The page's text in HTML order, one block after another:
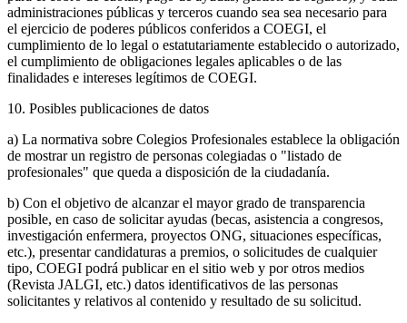
administraciones públicas y terceros cuando sea sea necesario para
el ejercicio de poderes públicos conferidos a COEGI, el
cumplimiento de lo legal o estatutariamente establecido o autorizado,
el cumplimiento de obligaciones legales aplicables o de las
finalidades e intereses legítimos de COEGI.
10. Posibles publicaciones de datos
a) La normativa sobre Colegios Profesionales establece la obligación
de mostrar un registro de personas colegiadas o "listado de
profesionales" que queda a disposición de la ciudadanía.
b) Con el objetivo de alcanzar el mayor grado de transparencia
posible, en caso de solicitar ayudas (becas, asistencia a congresos,
investigación enfermera, proyectos ONG, situaciones específicas,
etc.), presentar candidaturas a premios, o solicitudes de cualquier
tipo, COEGI podrá publicar en el sitio web y por otros medios
(Revista JALGI, etc.) datos identificativos de las personas
solicitantes y relativos al contenido y resultado de su solicitud.